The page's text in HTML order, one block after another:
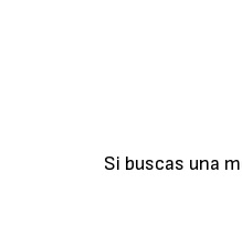
Si buscas una